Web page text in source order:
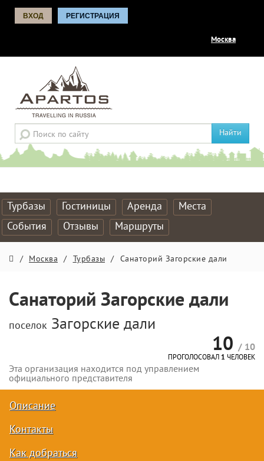
ВХОД РЕГИСТРАЦИЯ
Москва
Найти
Турбазы Гостиницы Аренда
Места
События
Отзывы Маршруты
/ Москва / Турбазы / Санаторий Загорские дали
Санаторий Загорские дали
поселок Загорские дали
10 / 10
ПРОГОЛОСОВАЛ 1 ЧЕЛОВЕК
Эта организация находится под управлением
официального представителя
Описание
Контакты
Как добраться